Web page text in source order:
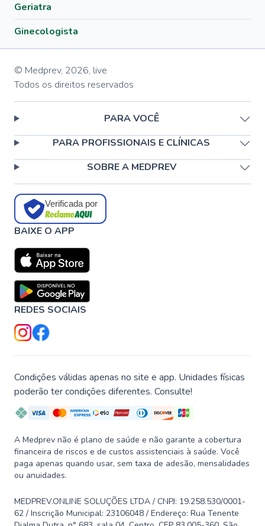
Geriatra
Ginecologista
© Medprev, 2026, live
Todos os direitos reservados
PARA VOCÊ
PARA PROFISSIONAIS E CLÍNICAS
SOBRE A MEDPREV
Verificada por
BAIXE O APP
REDES SOCIAIS
Condições válidas apenas no site e app. Unidades físicas
poderão ter condições diferentes. Consulte!
A Medprev não é plano de saúde e não garante a cobertura
financeira de riscos e de custos assistenciais à saúde. Você
paga apenas quando usar, sem taxa de adesão, mensalidades
ou anuidades.
MEDPREV.ONLINE SOLUÇÕES LTDA / CNPJ: 19.258.530/0001-
62 / Inscrição Municipal: 23106048 / Endereço: Rua Tenente